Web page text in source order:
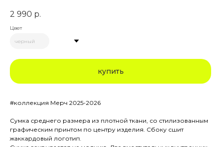
2 990 р.
Цвет
купить
#коллекция Мерч 2025-2026
Сумка среднего размера из плотной ткани, со стилизованным
графическим принтом по центру изделия. Сбоку сшит
жаккардовый логотип.